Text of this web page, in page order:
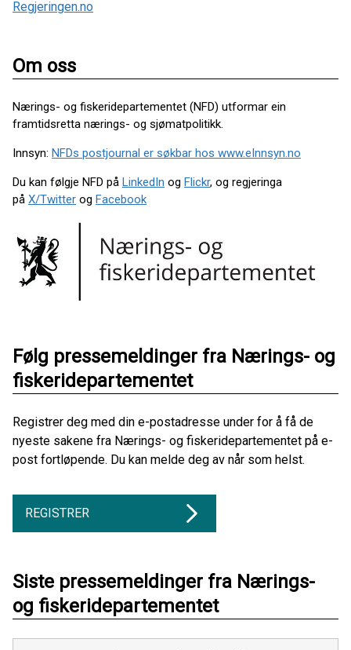
Regjeringen.no
Om oss
Nærings- og fiskeridepartementet (NFD) utformar ein
framtidsretta nærings- og sjømatpolitikk.
Innsyn: NFDs postjournal er søkbar hos www.eInnsyn.no
Du kan følgje NFD på LinkedIn og Flickr, og regjeringa
på X/Twitter og Facebook
Følg pressemeldinger fra Nærings- og
fiskeridepartementet
Registrer deg med din e-postadresse under for å få de
nyeste sakene fra Nærings- og fiskeridepartementet på e-
post fortløpende. Du kan melde deg av når som helst.
REGISTRER
Siste pressemeldinger fra Nærings-
og fiskeridepartementet